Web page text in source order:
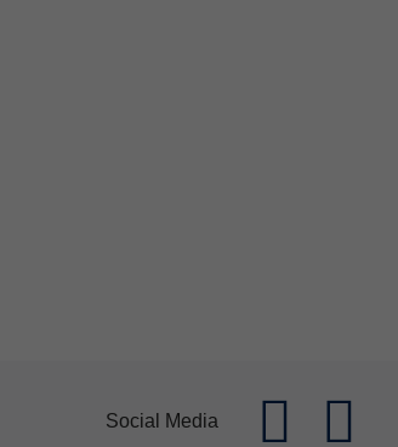
Social Media